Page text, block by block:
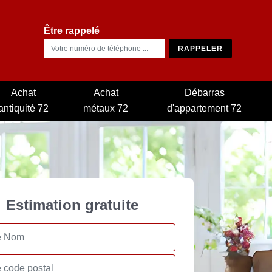
Être rappelé
Achat
72
Achat
métaux 72
Débarras
d'appartement 72
Estimation gratuite